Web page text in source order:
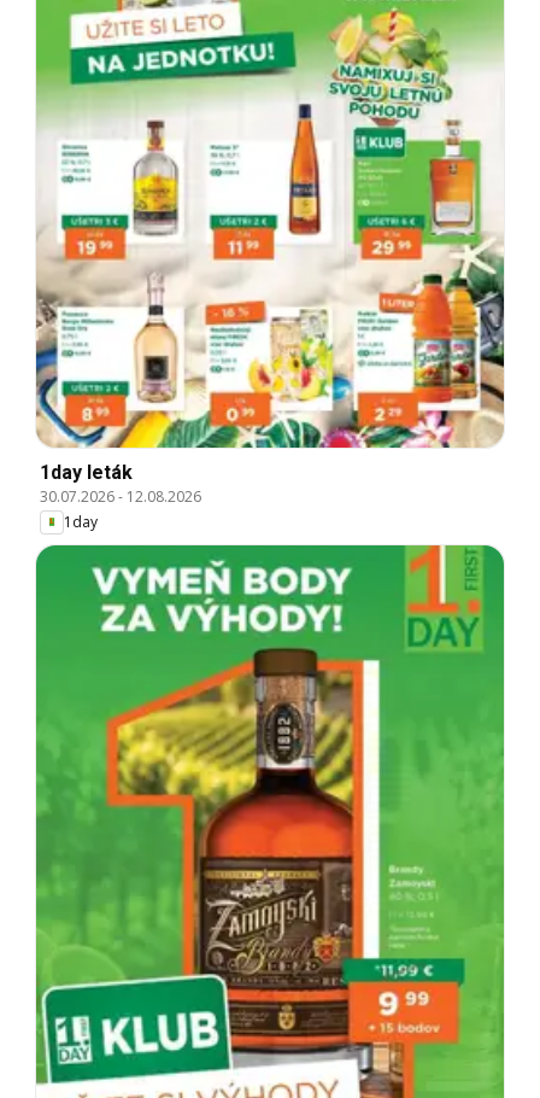
1day leták
30.07.2026- 12.08.2026
1day